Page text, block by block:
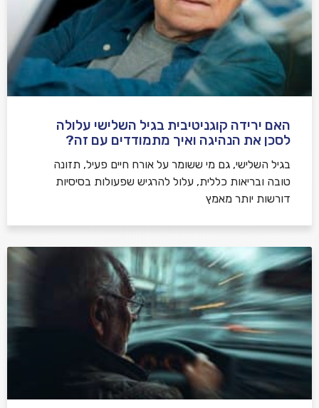
האם ירידה קוגניטיבית בגיל השלישי עלולה
לסכן את הנהיגה ואיך מתמודדים עם זה?
בגיל השלישי, גם מי ששומר על אורח חיים פעיל, תזונה
טובה ובריאות כללית, עלול להרגיש שפעולות בסיסיות
דורשות יותר מאמץ